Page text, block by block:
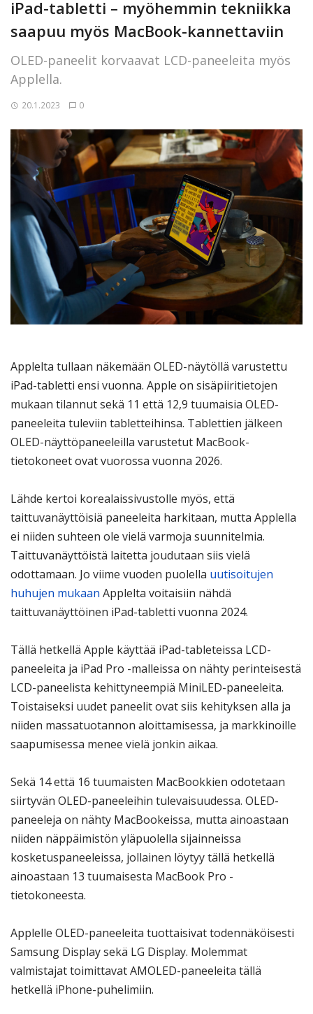
iPad-tabletti – myöhemmin tekniikka
saapuu myös MacBook-kannettaviin
OLED-paneelit korvaavat LCD-paneeleita myös
Applella.
20.1.2023 0
Applelta tullaan näkemään OLED-näytöllä varustettu
iPad-tabletti ensi vuonna. Apple on sisäpiiritietojen
mukaan tilannut sekä 11 että 12,9 tuumaisia OLED-
paneeleita tuleviin tabletteihinsa. Tablettien jälkeen
OLED-näyttöpaneeleilla varustetut MacBook-
tietokoneet ovat vuorossa vuonna 2026.
Lähde kertoi korealaissivustolle myös, että
taittuvanäyttöisiä paneeleita harkitaan, mutta Applella
ei niiden suhteen ole vielä varmoja suunnitelmia.
Taittuvanäyttöistä laitetta joudutaan siis vielä
odottamaan. Jo viime vuoden puolella uutisoitujen
huhujen mukaan Applelta voitaisiin nähdä
taittuvanäyttöinen iPad-tabletti vuonna 2024.
Tällä hetkellä Apple käyttää iPad-tableteissa LCD-
paneeleita ja iPad Pro -malleissa on nähty perinteisestä
LCD-paneelista kehittyneempiä MiniLED-paneeleita.
Toistaiseksi uudet paneelit ovat siis kehityksen alla ja
niiden massatuotannon aloittamisessa, ja markkinoille
saapumisessa menee vielä jonkin aikaa.
Sekä 14 että 16 tuumaisten MacBookkien odotetaan
siirtyvän OLED-paneeleihin tulevaisuudessa. OLED-
paneeleja on nähty MacBookeissa, mutta ainoastaan
niiden näppäimistön yläpuolella sijainneissa
kosketuspaneeleissa, jollainen löytyy tällä hetkellä
ainoastaan 13 tuumaisesta MacBook Pro -
tietokoneesta.
Applelle OLED-paneeleita tuottaisivat todennäköisesti
Samsung Display sekä LG Display. Molemmat
valmistajat toimittavat AMOLED-paneeleita tällä
hetkellä iPhone-puhelimiin.